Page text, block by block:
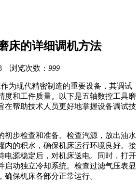
床的详细调机方法
浏览次数： 999
为现代精密制造的重要设备，其调试
度和工件质量。以下是五轴数控工具磨
在帮助技术人员更好地掌握设备调试技
步检查和准备。检查汽源，放出油水
内的积水，确保机床运行环境良好。接
电源稳定后，对机床送电。同时，打开
启动独立冷却系统。检查过滤气压表显
确保机床各部分正常运行。